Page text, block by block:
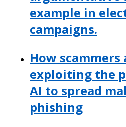
example in
campaigns.
How scammers
exploiting the
AI to spread
phishing